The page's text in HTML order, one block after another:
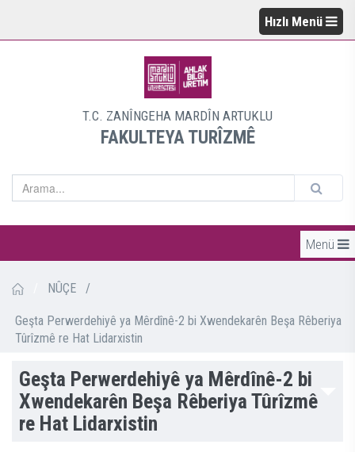
Hızlı Menü
T.C. ZANÎNGEHA MARDÎN ARTUKLU
FAKULTEYA TURÎZMÊ
Menü
NÛÇE /
Geşta Perwerdehiyê ya Mêrdînê-2 bi Xwendekarên Beşa Rêberiya
Tûrîzmê re Hat Lidarxistin
Geşta Perwerdehiyê ya Mêrdînê-2 bi
Xwendekarên Beşa Rêberiya Tûrîzmê
re Hat Lidarxistin